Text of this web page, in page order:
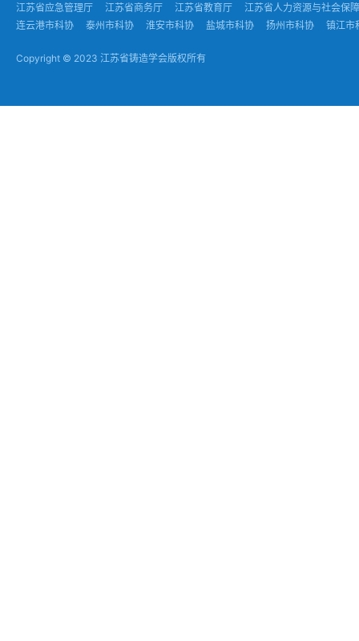
江苏省应急管理厅
江苏省商务厅 江苏省教育厅
江苏省人力资源与社会保
连云港市科协
泰州市科协 淮安市科协 盐城市科协 扬州市科协 镇江市
Copyright © 2023 江苏省铸造学会版权所有